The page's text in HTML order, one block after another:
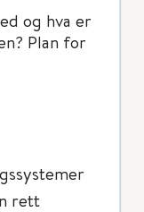
og hva er
Plan for
rett